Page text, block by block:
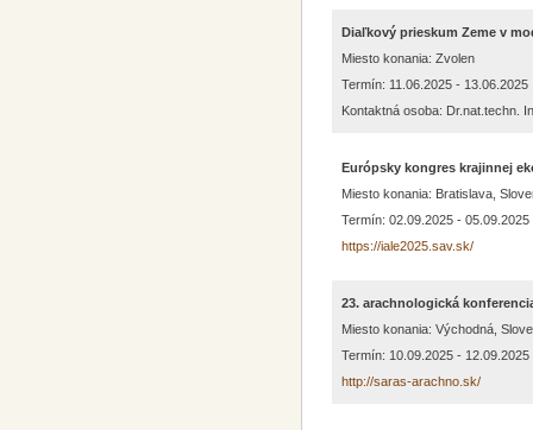
Diaľkový prieskum Zeme v
Miesto konania: Zvolen
Termín: 11.06.2025 - 13.06.2025
Kontaktná osoba: Dr.nat.techn.
Európsky kongres krajinnej
Miesto konania: Bratislava,
Termín: 02.09.2025 - 05.09.2025
https://iale2025.sav.sk/
23. arachnologická
Miesto konania: Východná,
Termín: 10.09.2025 - 12.09.2025
http://saras-arachno.sk/